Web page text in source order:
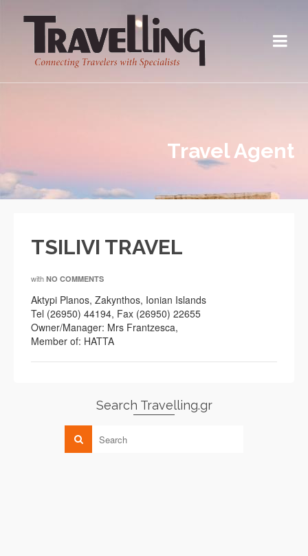
Travel Agent
TSILIVI TRAVEL
with NO COMMENTS
Aktypi Planos, Zakynthos, Ionian Islands
Tel (26950) 44194, Fax (26950) 22655
Owner/Manager: Mrs Frantzesca,
Member of: HATTA
Search Travelling.gr